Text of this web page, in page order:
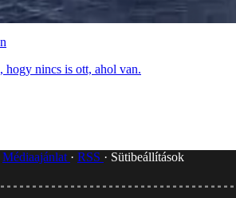
nincs is ott, ahol van.
Médiaajánlat RSS
Sütibeállítások